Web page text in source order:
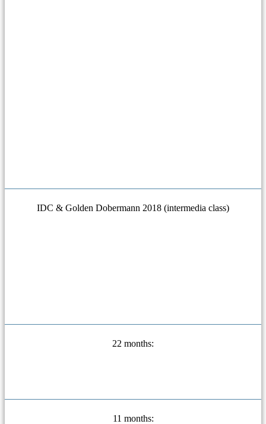
IDC & Golden Dobermann 2018 (intermedia class)
22 months:
11 months: